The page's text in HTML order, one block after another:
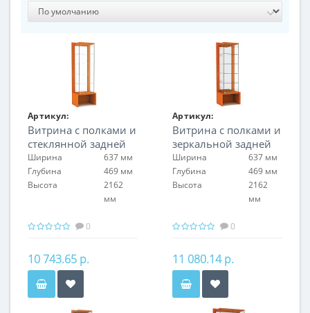
Артикул:
FIN.V.60.H.GL.00
Витрина с полками и
стеклянной задней
стенкой
Ширина
637 мм
Глубина
469 мм
Высота
2162
мм
0
10 743.65 р.
Артикул:
FIN.V.60.H.MR.00
Витрина с полками и
зеркальной задней
стенкой
Ширина
637 мм
Глубина
469 мм
Высота
2162
мм
0
11 080.14 р.